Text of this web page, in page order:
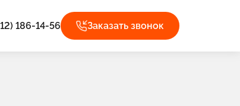
186-14-56 Заказать звонок